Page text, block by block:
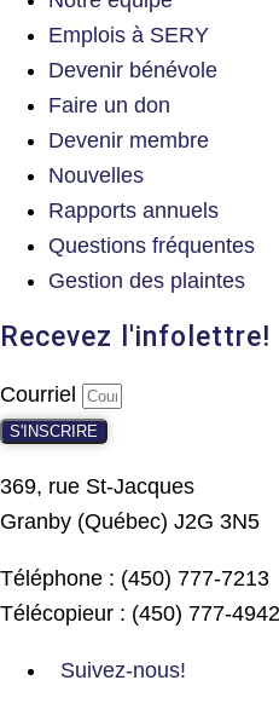
Emplois à SERY
Devenir bénévole
Faire un don
Devenir membre
Nouvelles
Rapports annuels
Questions fréquentes
Gestion des plaintes
Recevez l'infolettre!
Courriel
S'INSCRIRE
369, rue St-Jacques
Granby (Québec) J2G 3N5
Téléphone : (450) 777-7213
Télécopieur : (450) 777-4942
Suivez-nous!